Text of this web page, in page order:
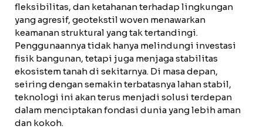
fleksibilitas, dan ketahanan terhadap lingkungan
yang agresif, geotekstil woven menawarkan
keamanan struktural yang tak tertandingi.
Penggunaannya tidak hanya melindungi investasi
fisik bangunan, tetapi juga menjaga stabilitas
ekosistem tanah di sekitarnya. Di masa depan,
seiring dengan semakin terbatasnya lahan stabil,
teknologi ini akan terus menjadi solusi terdepan
dalam menciptakan fondasi dunia yang lebih aman
dan kokoh.